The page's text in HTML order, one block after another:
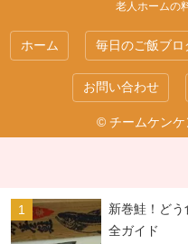
老人ホームの
ホーム 毎日のご飯ブロ
お問い合わせ
© チームケン
新巻鮭！ど
全ガイド